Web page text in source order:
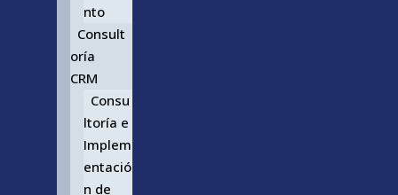
nto
Consult
oría
CRM
Consu
ltoría e
Implem
entació
n de